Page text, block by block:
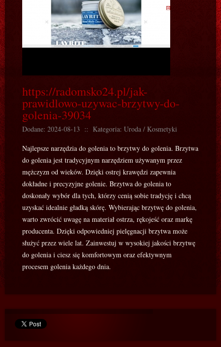
https://radomsko24.pl/jak-
prawidlowo-uzywac-brzytwy-do-
golenia-39034
Dodane: 2024-08-13 :: Kategoria: Uroda / Kosmetyki
Najlepsze narzędzia do golenia to brzytwy do golenia. Brzytwa
do golenia jest tradycyjnym narzędziem używanym przez
mężczyzn od wieków. Dzięki ostrej krawędzi zapewnia
dokładne i precyzyjne golenie. Brzytwa do golenia to
doskonały wybór dla tych, którzy cenią sobie tradycję i chcą
uzyskać idealnie gładką skórę. Wybierając brzytwę do golenia,
warto zwrócić uwagę na materiał ostrza, rękojeść oraz markę
producenta. Dzięki odpowiedniej pielęgnacji brzytwa może
służyć przez wiele lat. Zainwestuj w wysokiej jakości brzytwę
do golenia i ciesz się komfortowym oraz efektywnym
procesem golenia każdego dnia.